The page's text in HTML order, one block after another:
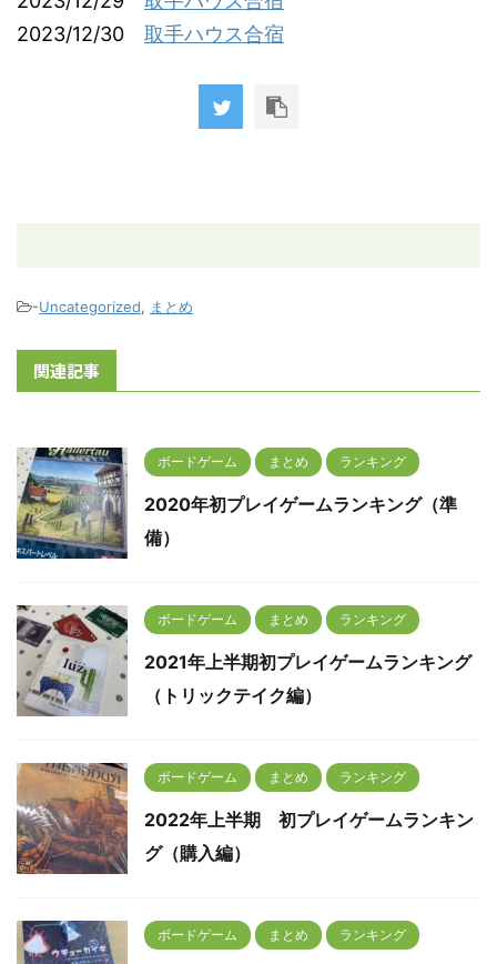
2023/12/30 取手ハウス合宿
-Uncategorized, まとめ
関連記事
ボードゲーム まとめ ランキング
2020年初プレイゲームランキング（準
備）
ボードゲーム まとめ ランキング
2021年上半期初プレイゲームランキング
（トリックテイク編）
ボードゲーム まとめ ランキング
2022年上半期 初プレイゲームランキン
グ（購入編）
ボードゲーム まとめ ランキング